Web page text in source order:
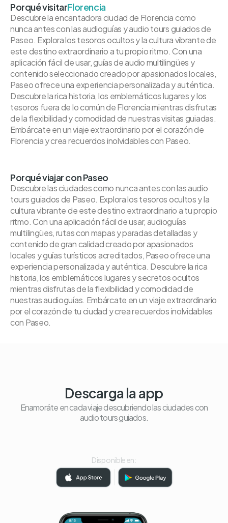
Porqué visitarFlorencia
Descubre la encantadora ciudad de Florencia como
nunca antes con las audioguías y audio tours guiados de
Paseo. Explora los tesoros ocultos y la cultura vibrante de
este destino extraordinario a tu propio ritmo. Con una
aplicación fácil de usar, guías de audio multilingües y
contenido seleccionado creado por apasionados locales,
Paseo ofrece una experiencia personalizada y auténtica.
Descubre la rica historia, los emblemáticos lugares y los
tesoros fuera de lo común de Florencia mientras disfrutas
de la flexibilidad y comodidad de nuestras visitas guiadas.
Embárcate en un viaje extraordinario por el corazón de
Florencia y crea recuerdos inolvidables con Paseo.
Porqué viajar con Paseo
Descubre las ciudades como nunca antes con las audio
tours guiados de Paseo. Explora los tesoros ocultos y la
cultura vibrante de este destino extraordinario a tu propio
ritmo. Con una aplicación fácil de usar, audioguías
multilingües, rutas con mapas y paradas detalladas y
contenido de gran calidad creado por apasionados
locales y guías turísticos acreditados, Paseo ofrece una
experiencia personalizada y auténtica. Descubre la rica
historia, los emblemáticos lugares y secretos ocultos
mientras disfrutas de la flexibilidad y comodidad de
nuestras audioguías. Embárcate en un viaje extraordinario
por el corazón de tu ciudad y crea recuerdos inolvidables
con Paseo.
Descarga la app
Enamoráte en cada viaje descubriendo las ciudades con
audio tours guiados.
Disponible en: